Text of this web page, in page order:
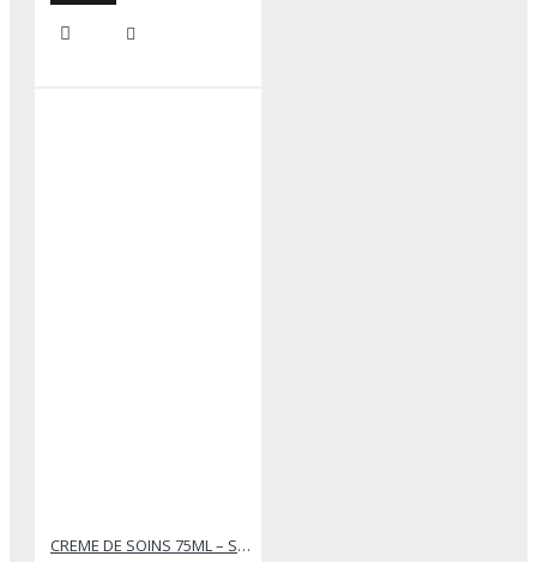
CREME DE SOINS 75ML – SAPHIR MEDAILLE D’OR